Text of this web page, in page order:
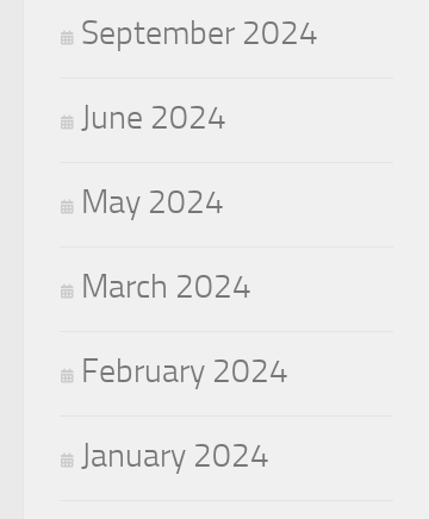
September 2024
June 2024
May 2024
March 2024
February 2024
January 2024